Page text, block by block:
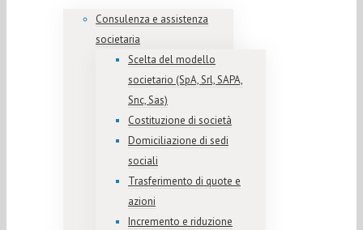
Consulenza e assistenza
societaria
Scelta del modello
societario (SpA, Srl, SAPA,
Snc, Sas)
Costituzione di società
Domiciliazione di sedi
sociali
Trasferimento di quote e
azioni
Incremento e riduzione